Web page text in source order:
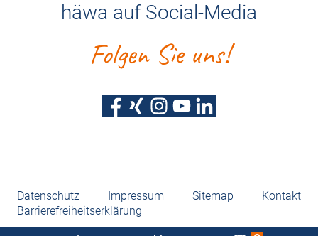
häwa auf Social-Media
Folgen Sie uns!
Datenschutz Impressum Sitemap
Kontakt
Barrierefreiheitserklärung